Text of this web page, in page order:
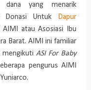
dana yang menarik
Donasi Untuk
Dapur
AIMI atau Asosiasi Ibu
Barat. AIMI ini familiar
mengikuti ASI For Baby
pengurus AIMI